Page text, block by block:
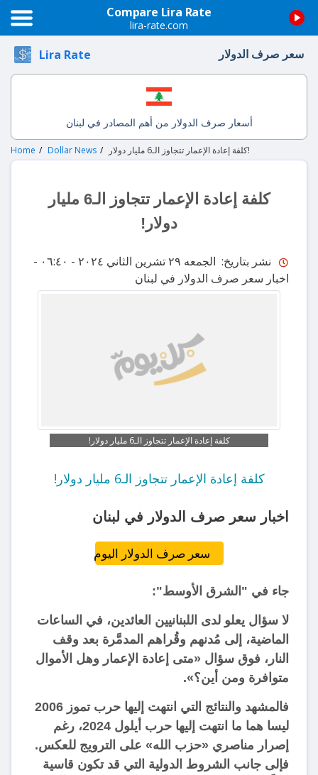
Compare Lira Rate
lira-rate.com
Lira Rate سعر صرف الدولار
أسعار صرف الدولار من أهم المصادر في لبنان
Home Dollar News كلفة إعادة الإعمار تتجاوز الـ6 مليار دولار!
كلفة إعادة الإعمار تتجاوز الـ6 مليار
دولار!
نشر بتاريخ: الجمعه ٢٩ تشرين الثاني ٢٠٢٤ - ٠٦:٤٠
-
اخبار سعر صرف الدولار في لبنان
كلفة إعادة الإعمار تتجاوز الـ6 مليار دولار!
كلفة إعادة الإعمار تتجاوز الـ6 مليار دولار!
اخبار سعر صرف الدولار في لبنان
سعر صرف الدولار اليوم
جاء في "الشرق الأوسط":
لا سؤال يعلو لدى اللبنانيين العائدين، في الساعات
الماضية، إلى مُدنهم وقُراهم المدمَّرة بعد وقف
النار، فوق سؤال «متى إعادة الإعمار وهل الأموال
متوافرة ومن أين؟».
فالمشهد والنتائج التي انتهت إليها حرب تموز 2006
ليسا هما ما انتهت إليها حرب أيلول 2024، رغم
إصرار مناصري «حزب الله» على الترويج للعكس.
فإلى جانب الشروط الدولية التي قد تكون قاسية